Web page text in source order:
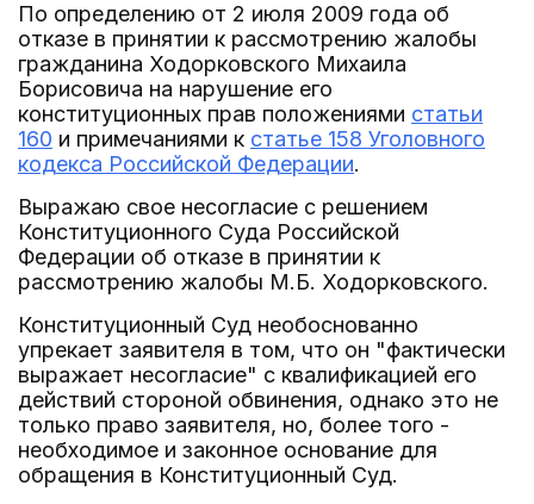
По определению от 2 июля 2009 года об
отказе в принятии к рассмотрению жалобы
гражданина Ходорковского Михаила
Борисовича на нарушение его
конституционных прав положениями статьи
160 и примечаниями к статье 158 Уголовного
кодекса Российской Федерации.
Выражаю свое несогласие с решением
Конституционного Суда Российской
Федерации об отказе в принятии к
рассмотрению жалобы М.Б. Ходорковского.
Конституционный Суд необоснованно
упрекает заявителя в том, что он "фактически
выражает несогласие" с квалификацией его
действий стороной обвинения, однако это не
только право заявителя, но, более того -
необходимое и законное основание для
обращения в Конституционный Суд.